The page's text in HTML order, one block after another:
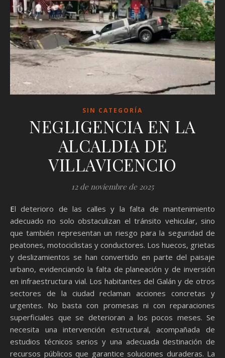
SIN CATEGORÍA
NEGLIGENCIA EN LA
ALCALDIA DE
VILLAVICENCIO
12 de noviembre de 2025
El deterioro de las calles y la falta de mantenimiento
adecuado no solo obstaculizan el tránsito vehicular, sino
que también representan un riesgo para la seguridad de
peatones, motociclistas y conductores. Los huecos, grietas
y deslizamientos se han convertido en parte del paisaje
urbano, evidenciando la falta de planeación y de inversión
en infraestructura vial. Los habitantes del Galán y de otros
sectores de la ciudad reclaman acciones concretas y
urgentes. No basta con promesas ni con reparaciones
superficiales que se deterioran a los pocos meses. Se
necesita una intervención estructural, acompañada de
estudios técnicos serios y una adecuada destinación de
recursos públicos que garantice soluciones duraderas. La